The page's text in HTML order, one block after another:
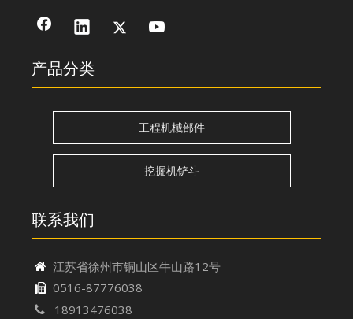
产品分类
工程机械部件
挖掘机铲斗
联系我们
 江苏省徐州市铜山区牛山路12号
 0516-87776038
 18913476038